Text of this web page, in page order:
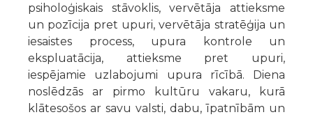
psiholoģiskais stāvoklis, vervētāja attieksme
un pozīcija pret upuri, vervētāja stratēģija un
iesaistes process, upura kontrole un
ekspluatācija, attieksme pret upuri,
iespējamie uzlabojumi upura rīcībā. Diena
noslēdzās ar pirmo kultūru vakaru, kurā
klātesošos ar savu valsti, dabu, īpatnībām un